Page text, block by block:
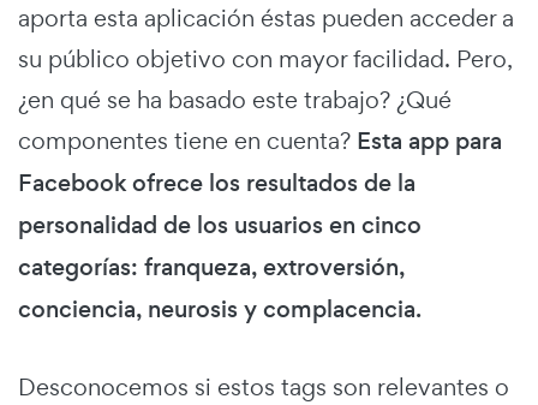
aporta esta aplicación éstas pueden acceder a
su público objetivo con mayor facilidad. Pero,
¿en qué se ha basado este trabajo? ¿Qué
componentes tiene en cuenta? Esta app para
Facebook ofrece los resultados de la
personalidad de los usuarios en cinco
categorías: franqueza, extroversión,
conciencia, neurosis y complacencia.
Desconocemos si estos tags son relevantes o